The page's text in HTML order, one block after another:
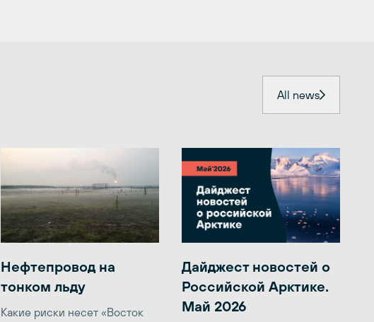
All news
Нефтепровод на
тонком льду
Какие риски несет «Восток
Дайджест новостей о
Российской Арктике.
Май 2026